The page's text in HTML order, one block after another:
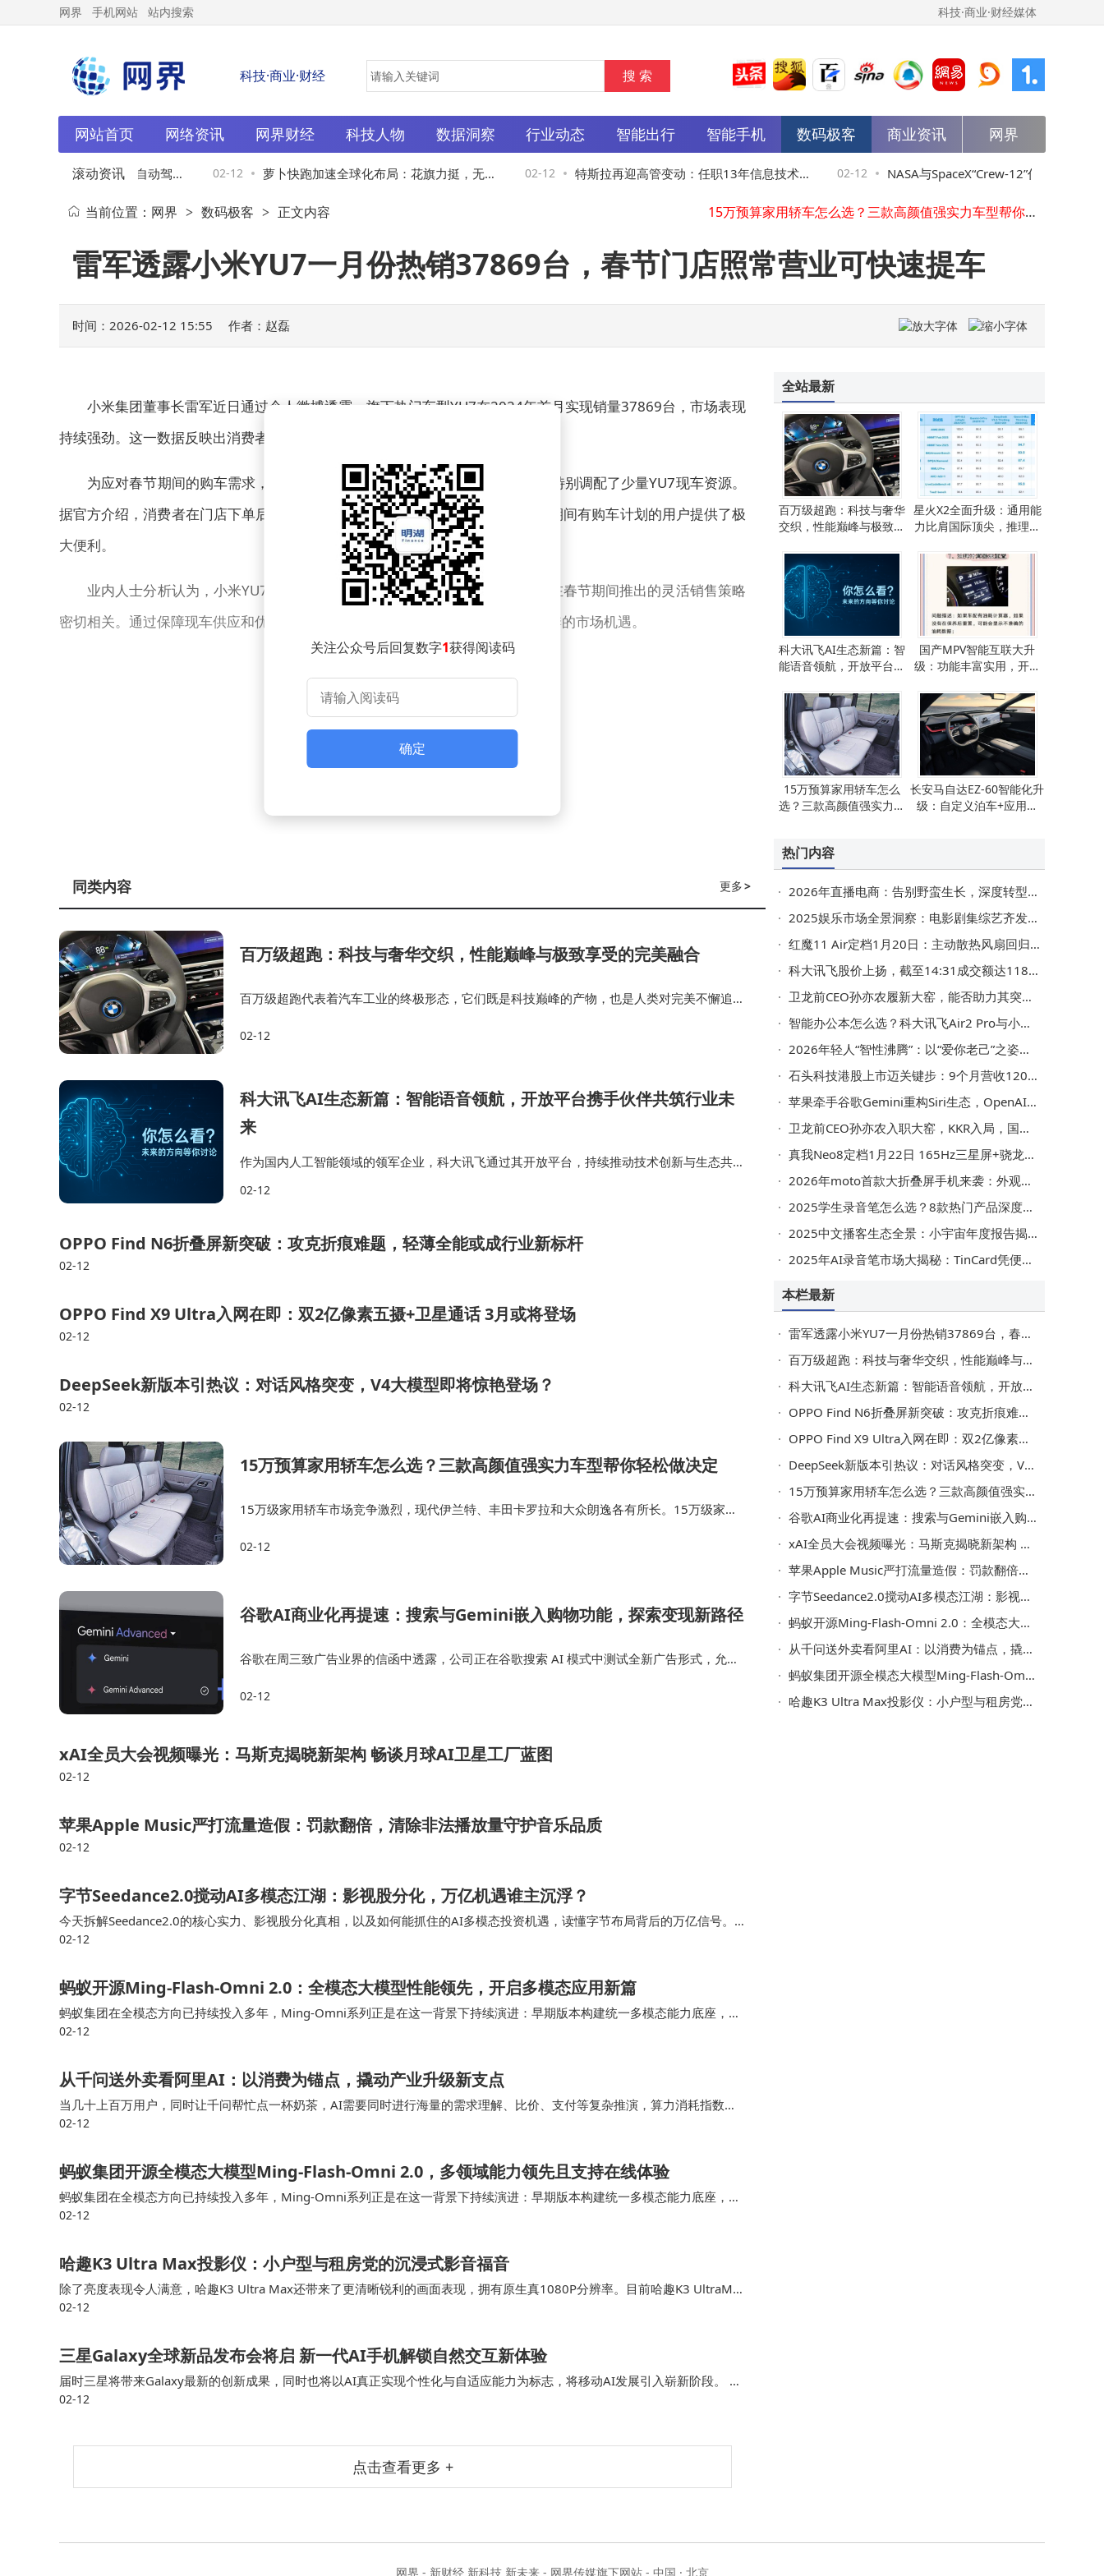
网界 手机网站 站内搜索 科技·商业·财经媒体
科技·商业·财经
网站首页 网络资讯 网界财经 科技人物 数据洞察 行业动态 智能出行 智能手机 数码极客 商业资讯 网界
滚动资讯
牵手优步进军迪拜，自动驾驶
添强劲动力
02-12 萝卜快跑加速全球化布局：花旗力挺，无人
驾驶出行新篇章已开启
02-12 特斯拉再迎高管变动：任职13年信息技术与
人工智能副总裁拉吉宣布离职
02-12 NASA与SpaceX“Crew-12”任务通过最终审
查，明日将启程奔赴国际空间站
OPPO Find N6折叠屏新突破：攻克折痕难题，轻薄全能或成行业新标杆
OPPO Find X9 Ultra入网在即：双2亿像素五摄+卫星通话 3月或将登场
15万预算家用轿车怎么选？三款高颜值强实力车型帮你轻松做决定
从千问送外卖看阿里AI：以消费为锚点，撬动产业升级新支点
OPPO Find N6折叠屏新突破：攻克折痕难题，轻薄全能或成行业新标杆
当前位置： 网界 > 数码极客 > 正文内容
雷军透露小米YU7一月份热销37869台，春节门店照常营业可快速提车
时间：2026-02-12 15:55 作者：赵磊
小米集团董事长雷军近日通过个人微博透露，旗下热门车型YU7在2024年首月实现销量37869台，市场表现
持续强劲。这一数据反映出消费者对小米汽车产品的认可度正在稳步提升。
为应对春节期间的购车需求，小米汽车全国门店春节期间保持正常营业，并特别调配了少量YU7现车资源。
据官方介绍，消费者在门店下单后，最快可实现当日提车，这一服务举措为节日期间有购车计划的用户提供了极
大便利。
业内人士分析认为，小米YU7的热销既得益于产品本身的竞争力，也与品牌在春节期间推出的灵活销售策略
密切相关。通过保障现车供应和优化提车流程，小米汽车有效抓住了传统销售旺季的市场机遇。
关注公众号后回复数字1获得阅读码
确定
更多>
同类内容
百万级超跑：科技与奢华交织，性能巅峰与极致享受的完美融合
百万级超跑代表着汽车工业的终极形态，它们既是科技巅峰的产物，也是人类对完美不懈追求
不懈追求的见证。百万级超跑代表着汽车工业的终…
02-12
科大讯飞AI生态新篇：智能语音领航，开放平台携手伙伴共筑行业未
来
作为国内人工智能领域的领军企业，科大讯飞通过其开放平台，持续推动技术创新与生态共
建。目前，科大讯飞的开放平台上的合作伙伴数量仍在持续增长，应用场景也在不断拓展，这
02-12
OPPO Find N6折叠屏新突破：攻克折痕难题，轻薄全能或成行业新标杆
02-12
OPPO Find X9 Ultra入网在即：双2亿像素五摄+卫星通话 3月或将登场
02-12
DeepSeek新版本引热议：对话风格突变，V4大模型即将惊艳登场？
02-12
15万预算家用轿车怎么选？三款高颜值强实力车型帮你轻松做决定
15万级家用轿车市场竞争激烈，现代伊兰特、丰田卡罗拉和大众朗逸各有所长。15万级家用
争激烈，现代伊兰特、丰田卡罗拉和大众朗逸各…
02-12
谷歌AI商业化再提速：搜索与Gemini嵌入购物功能，探索变现新路径
谷歌在周三致广告业界的信函中透露，公司正在谷歌搜索 AI 模式中测试全新广告形式，允许
在重新定义广告本身，”谷歌广告…
02-12
xAI全员大会视频曝光：马斯克揭晓新架构 畅谈月球AI卫星工厂蓝图
02-12
苹果Apple Music严打流量造假：罚款翻倍，清除非法播放量守护音乐品质
02-12
字节Seedance2.0搅动AI多模态江湖：影视股分化，万亿机遇谁主沉浮？
今天拆解Seedance2.0的核心实力、影视股分化真相，以及如何能抓住的AI多模态投资机遇，读懂字节布局背后的万亿信号。
涨停的欢瑞世纪、涨超5%的光线传媒，均提前布局AI影视、手握核心IP，Seedance…
02-12
蚂蚁开源Ming-Flash-Omni 2.0：全模态大模型性能领先，开启多模态应用新篇
蚂蚁集团在全模态方向已持续投入多年，Ming-Omni系列正是在这一背景下持续演进：早期版本构建统一多模态能力底座，中
期版本验证规模增长带来的能力提升，而最新2.0版本通过更大规模数据与系统性训练优化，将全模…
02-12
从千问送外卖看阿里AI：以消费为锚点，撬动产业升级新支点
当几十上百万用户，同时让千问帮忙点一杯奶茶，AI需要同时进行海量的需求理解、比价、支付等复杂推演，算力消耗指数级
增长，哪怕是扛住了多年双十一流量暴击的阿里，也开始感到吃力。 具体看阿里，千问完成越多送奶茶、…
02-12
蚂蚁集团开源全模态大模型Ming-Flash-Omni 2.0，多领域能力领先且支持在线体验
蚂蚁集团在全模态方向已持续投入多年，Ming-Omni系列正是在这一背景下持续演进：早期版本构建统一多模态能力底座，中
期版本验证规模增长带来的能力提升，而最新 2.0 版本通过更大规模数据与系统性训练优化，…
02-12
哈趣K3 Ultra Max投影仪：小户型与租房党的沉浸式影音福音
除了亮度表现令人满意，哈趣K3 Ultra Max还带来了更清晰锐利的画面表现，拥有原生真1080P分辨率。目前哈趣K3 UltraMax
已经全面接入三大AI智能体（DeepSeek、 豆包、通义千问等）…
02-12
三星Galaxy全球新品发布会将启 新一代AI手机解锁自然交互新体验
届时三星将带来Galaxy最新的创新成果，同时也将以AI真正实现个性化与自适应能力为标志，将移动AI发展引入崭新阶段。 新
一代三星Galaxy S系列即将登场，持续关注Samsung，第一时间了解有关Gala…
02-12
点击查看更多 +
全站最新
百万级超跑：科技与奢华
交织，性能巅峰与极致享
星火X2全面升级：通用能
力比肩国际顶尖，推理性
科大讯飞AI生态新篇：智
能语音领航，开放平台携
国产MPV智能互联大升
级：功能丰富实用，开启
15万预算家用轿车怎么
选？三款高颜值强实力车
长安马自达EZ-60智能化升
级：自定义泊车+应用焕
热门内容
2026年直播电商：告别野蛮生长，深度转型中探寻价值新航向
2025娱乐市场全景洞察：电影剧集综艺齐发力，新趋势下机遇涌现
红魔11 Air定档1月20日：主动散热风扇回归 2026首款屏下全面屏游戏手机来袭
科大讯飞股价上扬，截至14:31成交额达118.13亿，刷新上市纪录
卫龙前CEO孙亦农履新大窑，能否助力其突破汽水市场格局？
智能办公本怎么选？科大讯飞Air2 Pro与小米、Remarkable等热门款深度对比
2026年轻人“智性沸腾”：以“爱你老己”之姿，开启消费与生活新范式
石头科技港股上市迈关键步：9个月营收120亿，海外扩张下资金压力待解
苹果牵手谷歌Gemini重构Siri生态，OpenAI角色生变，马斯克质疑“权力集中”引热议
卫龙前CEO孙亦农入职大窑，KKR入局，国产汽水大窑能否突围“两乐”格局？
真我Neo8定档1月22日 165Hz三星屏+骁龙8 Gen5+潜望长焦来袭
2026年moto首款大折叠屏手机来袭：外观曝光，配置亮点多引期待
2025学生录音笔怎么选？8款热门产品深度测评，TinCard凭便携专业成首选
2025中文播客生态全景：小宇宙年度报告揭示十大蓬勃发展新趋势
2025年AI录音笔市场大揭秘：TinCard凭便携隐私优势领跑，多款产品实测对比
本栏最新
雷军透露小米YU7一月份热销37869台，春节门店照常营业可快速提车
百万级超跑：科技与奢华交织，性能巅峰与极致享受的完美融合
科大讯飞AI生态新篇：智能语音领航，开放平台携手伙伴共筑行业未来
OPPO Find N6折叠屏新突破：攻克折痕难题，轻薄全能或成行业新标杆
OPPO Find X9 Ultra入网在即：双2亿像素五摄+卫星通话 3月或将登场
DeepSeek新版本引热议：对话风格突变，V4大模型即将惊艳登场？
15万预算家用轿车怎么选？三款高颜值强实力车型帮你轻松做决定
谷歌AI商业化再提速：搜索与Gemini嵌入购物功能，探索变现新路径
xAI全员大会视频曝光：马斯克揭晓新架构 畅谈月球AI卫星工厂蓝图
苹果Apple Music严打流量造假：罚款翻倍，清除非法播放量守护音乐品质
字节Seedance2.0搅动AI多模态江湖：影视股分化，万亿机遇谁主沉浮？
蚂蚁开源Ming-Flash-Omni 2.0：全模态大模型性能领先，开启多模态应用新篇
从千问送外卖看阿里AI：以消费为锚点，撬动产业升级新支点
蚂蚁集团开源全模态大模型Ming-Flash-Omni 2.0，多领域能力领先且支持在线体验
哈趣K3 Ultra Max投影仪：小户型与租房党的沉浸式影音福音
网界 - 新财经 新科技 新未来 - 网界传媒旗下网站 - 中国 · 北京